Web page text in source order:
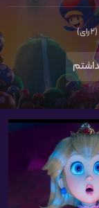
(2 رای)